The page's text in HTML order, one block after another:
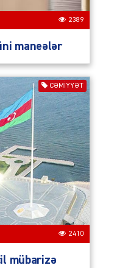
2389
maneələr
CƏMIYYƏT
2410
mübarizə